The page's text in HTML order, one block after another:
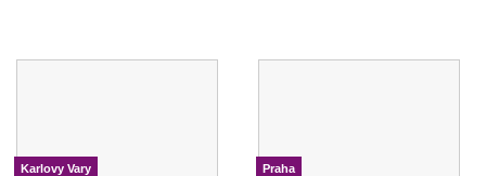
Karlovy Vary Praha